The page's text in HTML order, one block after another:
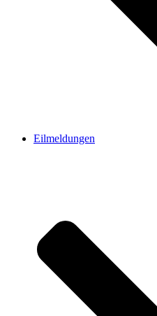
Eilmeldungen